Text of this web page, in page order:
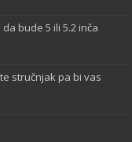
bude 5 ili 5.2 inča
stručnjak pa bi vas